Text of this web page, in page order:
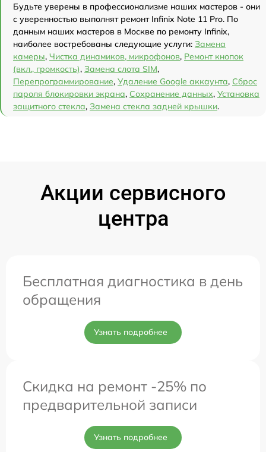
Будьте уверены в профессионализме наших мастеров - они
с уверенностью выполнят ремонт Infinix Note 11 Pro. По
данным наших мастеров в Москве по ремонту Infinix,
наиболее востребованы следующие услуги: Замена
камеры, Чистка динамиков, микрофонов, Ремонт кнопок
(вкл., громкость), Замена слота SIM,
Перепрограммирование, Удаление Google аккаунта, Сброс
пароля блокировки экрана, Сохранение данных, Установка
защитного стекла, Замена стекла задней крышки.
Акции сервисного
центра
Бесплатная диагностика в день
обращения
Узнать подробнее
Скидка на ремонт -25% по
предварительной записи
Узнать подробнее